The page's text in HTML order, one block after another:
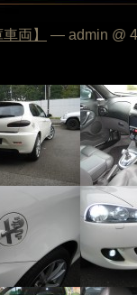
両】 — admin @